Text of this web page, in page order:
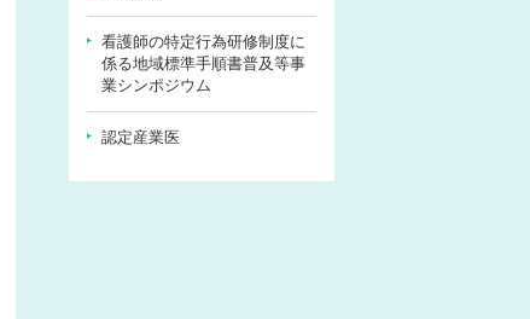
看護師の特定行為研修制度に
係る地域標準手順書普及等事
業シンポジウム
認定産業医